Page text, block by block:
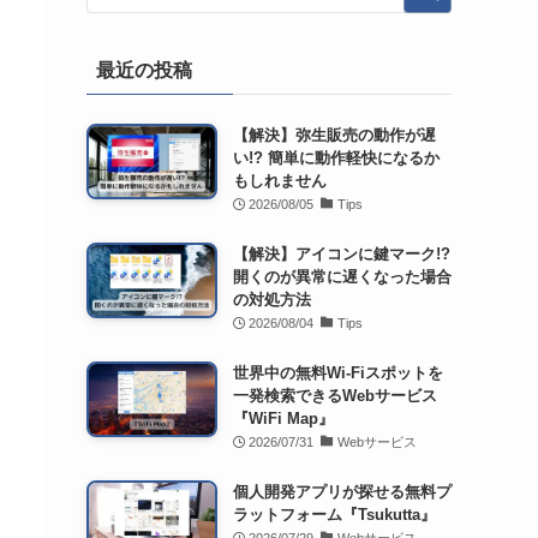
最近の投稿
【解決】弥生販売の動作が遅
い!? 簡単に動作軽快になるか
もしれません
2026/08/05 Tips
【解決】アイコンに鍵マーク!?
開くのが異常に遅くなった場合
の対処方法
2026/08/04 Tips
世界中の無料Wi-Fiスポットを
一発検索できるWebサービス
『WiFi Map』
2026/07/31 Webサービス
個人開発アプリが探せる無料プ
ラットフォーム『Tsukutta』